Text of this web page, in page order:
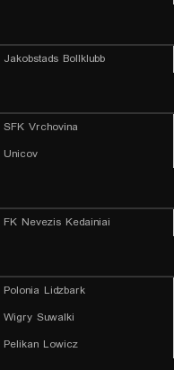
Jakobstads Bollklubb
SFK Vrchovina
Unicov
FK Nevezis Kedainiai
Polonia Lidzbark
Wigry Suwalki
Pelikan Lowicz